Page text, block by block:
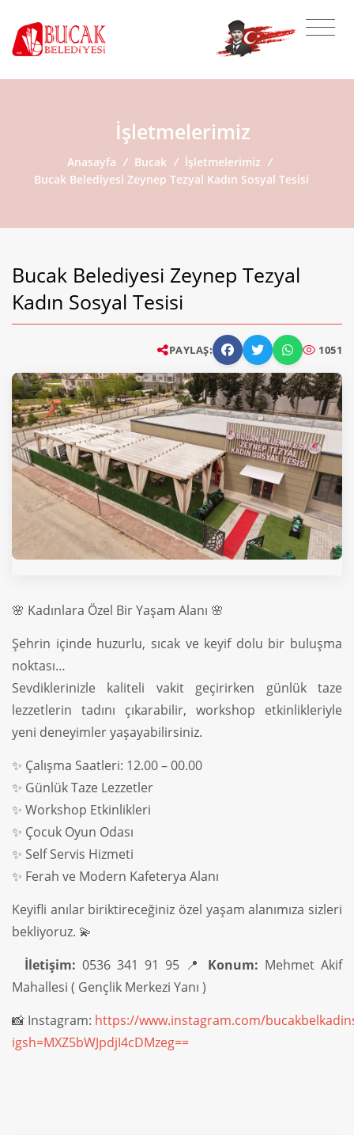
İşletmelerimiz
Anasayfa / Bucak / İşletmelerimiz /
Bucak Belediyesi Zeynep Tezyal Kadın Sosyal Tesisi
Bucak Belediyesi Zeynep Tezyal
Kadın Sosyal Tesisi
PAYLAŞ: 1051
🌸 Kadınlara Özel Bir Yaşam Alanı 🌸
Şehrin içinde huzurlu, sıcak ve keyif dolu bir buluşma
noktası…
Sevdiklerinizle kaliteli vakit geçirirken günlük taze
lezzetlerin tadını çıkarabilir, workshop etkinlikleriyle
yeni deneyimler yaşayabilirsiniz.
✨ Çalışma Saatleri: 12.00 – 00.00
✨ Günlük Taze Lezzetler
✨ Workshop Etkinlikleri
✨ Çocuk Oyun Odası
✨ Self Servis Hizmeti
✨ Ferah ve Modern Kafeterya Alanı
Keyifli anılar biriktireceğiniz özel yaşam alanımıza sizleri
bekliyoruz. 💫
İletişim: 0536 341 91 95 📍 Konum: Mehmet Akif
Mahallesi ( Gençlik Merkezi Yanı )
📸 Instagram: https://www.instagram.com/
igsh=MXZ5bWJpdjI4cDMzeg==